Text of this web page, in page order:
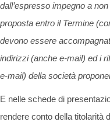
dall’espresso impegno a
proposta entro il Termine
devono essere
indirizzi (anche e-mail) ed i
e-mail) della società
E nelle schede di
rendere conto della titolarità